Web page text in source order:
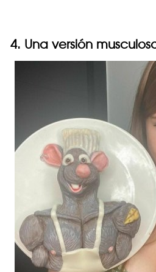
4. Una versión